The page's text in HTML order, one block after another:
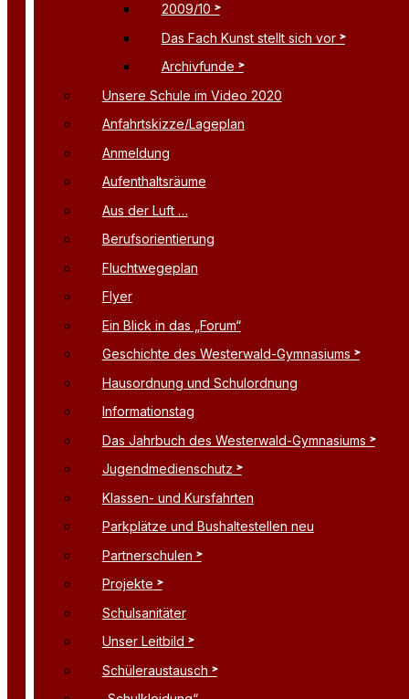
2009/10
Das Fach Kunst stellt sich vor
Archivfunde
Unsere Schule im Video 2020
Anfahrtskizze/Lageplan
Anmeldung
Aufenthaltsräume
Aus der Luft …
Berufsorientierung
Fluchtwegeplan
Flyer
Ein Blick in das „Forum“
Geschichte des Westerwald-Gymnasiums
Hausordnung und Schulordnung
Informationstag
Das Jahrbuch des Westerwald-Gymnasiums
Jugendmedienschutz
Klassen- und Kursfahrten
Parkplätze und Bushaltestellen neu
Partnerschulen
Projekte
Schulsanitäter
Unser Leitbild
Schüleraustausch